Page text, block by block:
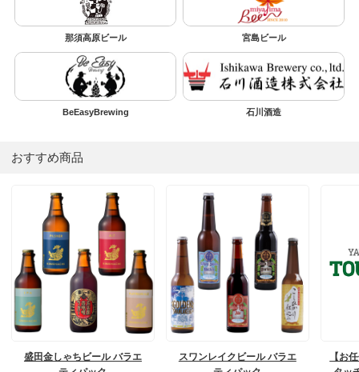
那須高原ビール 宮島ビール
BeEasyBrewing 石川酒造
おすすめ商品
盛田金しゃちビール バラエ
スワンレイクビール バラエ
【お